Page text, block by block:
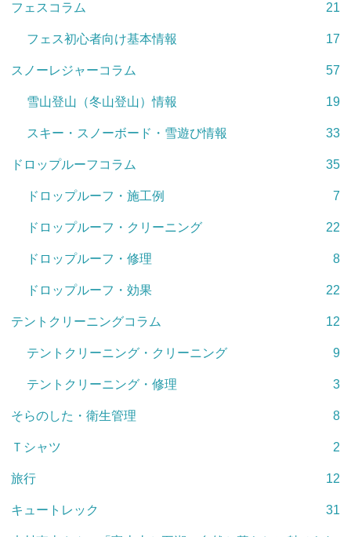
フェスコラム 21
フェス初心者向け基本情報 17
スノーレジャーコラム 57
雪山登山（冬山登山）情報 19
スキー・スノーボード・雪遊び情報 33
ドロップルーフコラム 35
ドロップルーフ・施工例 7
ドロップルーフ・クリーニング 22
ドロップルーフ・修理 8
ドロップルーフ・効果 22
テントクリーニングコラム 12
テントクリーニング・クリーニング 9
テントクリーニング・修理 3
そらのした・衛生管理 8
Ｔシャツ 2
旅行 12
キュートレック 31